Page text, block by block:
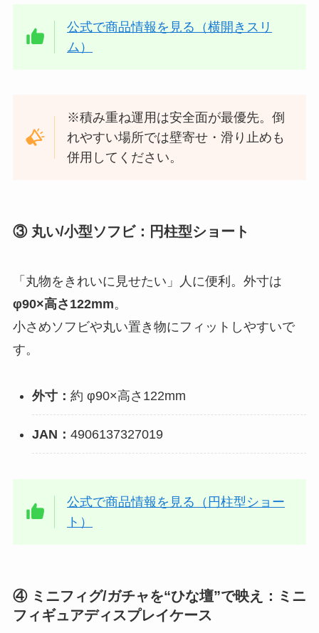
公式で商品情報を見る（横開きスリ
ム）
※積み重ね運用は安全面が最優先。倒
れやすい場所では壁寄せ・滑り止めも
併用してください。
③ 丸い/小型ソフビ：円柱型ショート
「丸物をきれいに見せたい」人に便利。外寸は
φ90×高さ122mm。
小さめソフビや丸い置き物にフィットしやすいで
す。
外寸： 約 φ90×高さ122mm
JAN： 4906137327019
公式で商品情報を見る（円柱型ショー
ト）
④ ミニフィグ/ガチャを“ひな壇”で映え：ミニ
フィギュアディスプレイケース